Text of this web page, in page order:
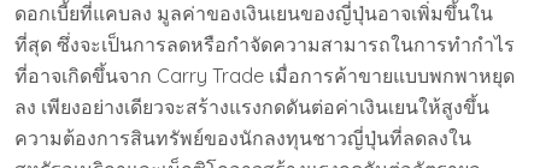
ดอกเบี้ยที่แคบลง มูลค่าของเงินเยนของญี่ปุ่นอาจเพิ่มขึ้นใน
ที่สุด ซึ่งจะเป็นการลดหรือกำจัดความสามารถในการทำกำไร
ที่อาจเกิดขึ้นจาก Carry Trade เมื่อการค้าขายแบบพกพาหยุด
ลง เพียงอย่างเดียวจะสร้างแรงกดดันต่อค่าเงินเยนให้สูงขึ้น
ความต้องการสินทรัพย์ของนักลงทุนชาวญี่ปุ่นที่ลดลงใน